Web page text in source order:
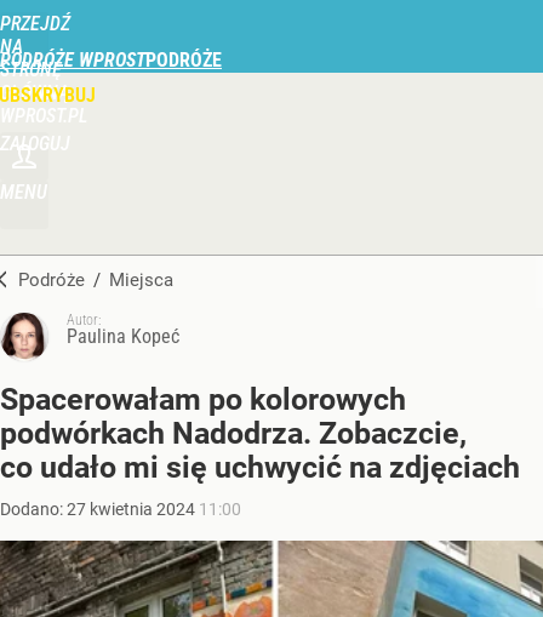
PRZEJDŹ
NA
STRONĘ
GŁÓWNĄ
PODRÓŻE WPROST
ZALOGUJ
MENU
Podróże / Miejsca
Autor:
Paulina Kopeć
Spacerowałam po kolorowych
podwórkach Nadodrza. Zobaczcie,
co udało mi się uchwycić na zdjęciach
Dodano:27 kwietnia 2024 11:00